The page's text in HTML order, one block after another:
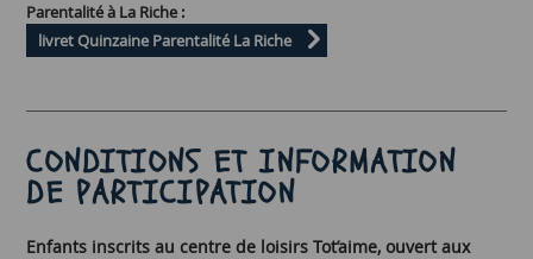
Parentalité à La Riche :
livret Quinzaine Parentalité La Riche
CONDITIONS ET INFORMATION
DE PARTICIPATION
Enfants inscrits au centre de loisirs Tot’aime, ouvert aux